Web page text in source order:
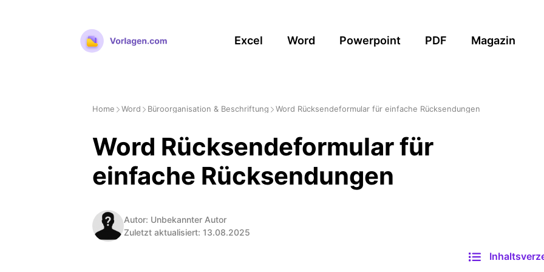
Excel Word Powerpoint PDF Magazin
Home Word Büroorganisation & Beschriftung Word Rücksendeformular für einfache Rücksendungen
Word Rücksendeformular für
einfache Rücksendungen
Autor: Unbekannter Autor
Zuletzt aktualisiert: 13.08.2025